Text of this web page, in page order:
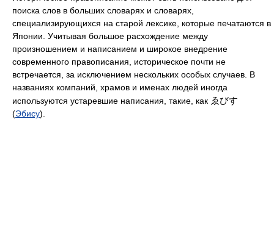
поиска слов в больших словарях и словарях,
специализирующихся на старой лексике, которые печатаются в
Японии. Учитывая большое расхождение между
произношением и написанием и широкое внедрение
современного правописания, историческое почти не
встречается, за исключением нескольких особых случаев. В
названиях компаний, храмов и именах людей иногда
используются устаревшие написания, такие, как ゑびす
(Эбису).